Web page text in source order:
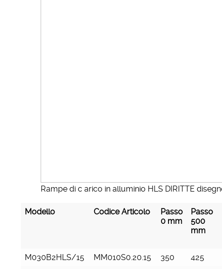
Rampe di c arico in alluminio HLS DIRITTE
Modello Codice Articolo
Passo
0 mm
Passo
500
mm
M030B2HLS/15 MM010S0.20.15 350 425